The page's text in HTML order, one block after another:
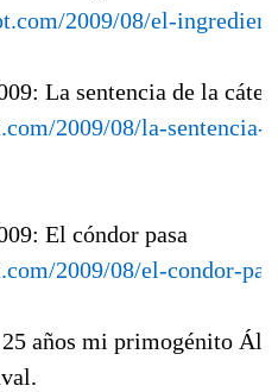
2009/08/el-
La sentencia de la
2009/08/la-sentencia-
El cóndor pasa
2009/08/el-condor-
años mi primogénito